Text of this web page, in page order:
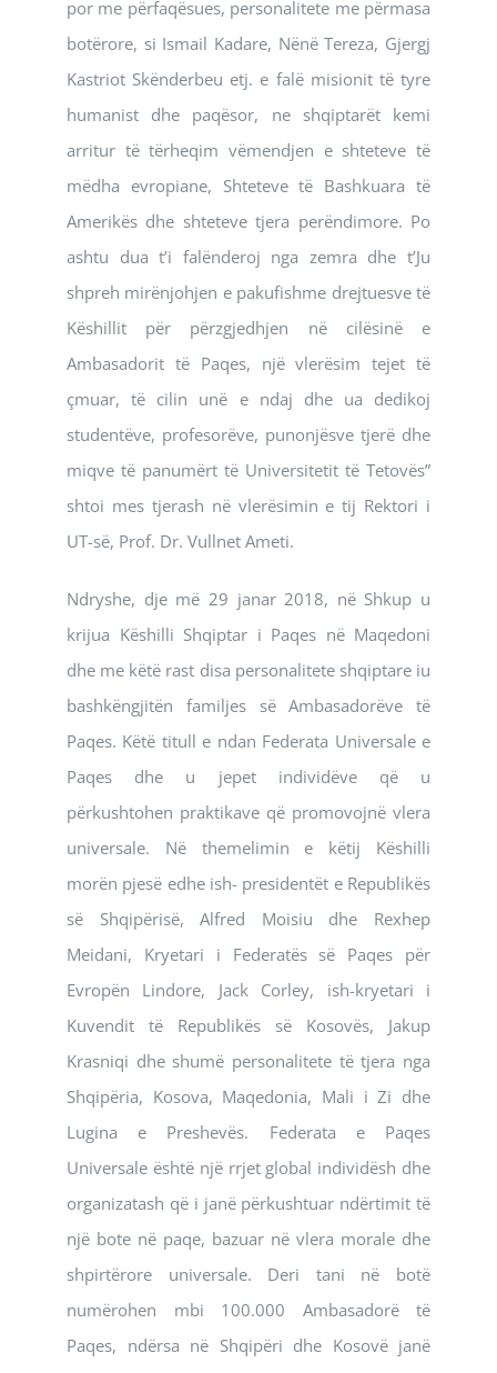
por me përfaqësues, personalitete me përmasa
botërore, si Ismail Kadare, Nënë Tereza, Gjergj
Kastriot Skënderbeu etj. e falë misionit të tyre
humanist dhe paqësor, ne shqiptarët kemi
arritur të tërheqim vëmendjen e shteteve të
mëdha evropiane, Shteteve të Bashkuara të
Amerikës dhe shteteve tjera perëndimore. Po
ashtu dua t’i falënderoj nga zemra dhe t’Ju
shpreh mirënjohjen e pakufishme drejtuesve të
Këshillit për përzgjedhjen në cilësinë e
Ambasadorit të Paqes, një vlerësim tejet të
çmuar, të cilin unë e ndaj dhe ua dedikoj
studentëve, profesorëve, punonjësve tjerë dhe
miqve të panumërt të Universitetit të Tetovës”
shtoi mes tjerash në vlerësimin e tij Rektori i
UT-së, Prof. Dr. Vullnet Ameti.
Ndryshe, dje më 29 janar 2018, në Shkup u
krijua Këshilli Shqiptar i Paqes në Maqedoni
dhe me këtë rast disa personalitete shqiptare iu
bashkëngjitën familjes së Ambasadorëve të
Paqes. Këtë titull e ndan Federata Universale e
Paqes dhe u jepet individëve që u
përkushtohen praktikave që promovojnë vlera
universale. Në themelimin e këtij Këshilli
morën pjesë edhe ish- presidentët e Republikës
së Shqipërisë, Alfred Moisiu dhe Rexhep
Meidani, Kryetari i Federatës së Paqes për
Evropën Lindore, Jack Corley, ish-kryetari i
Kuvendit të Republikës së Kosovës, Jakup
Krasniqi dhe shumë personalitete të tjera nga
Shqipëria, Kosova, Maqedonia, Mali i Zi dhe
Lugina e Preshevës. Federata e Paqes
Universale është një rrjet global individësh dhe
organizatash që i janë përkushtuar ndërtimit të
një bote në paqe, bazuar në vlera morale dhe
shpirtërore universale. Deri tani në botë
numërohen mbi 100.000 Ambasadorë të
Paqes, ndërsa në Shqipëri dhe Kosovë janë